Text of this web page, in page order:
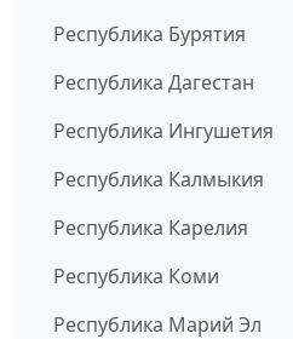
Республика Бурятия
Республика Дагестан
Республика Ингушетия
Республика Калмыкия
Республика Карелия
Республика Коми
Республика Марий Эл